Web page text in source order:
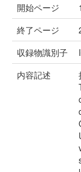
開始ページ
終了ページ
収録物識別子
内容記述